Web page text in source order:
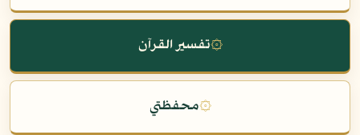
۞تفسير القرآن
۞محفظتي